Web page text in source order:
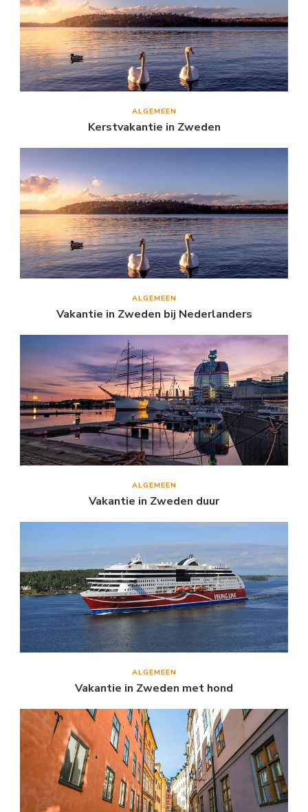
ALGEMEEN
Kerstvakantie in Zweden
ALGEMEEN
Vakantie in Zweden bij Nederlanders
ALGEMEEN
Vakantie in Zweden duur
ALGEMEEN
Vakantie in Zweden met hond